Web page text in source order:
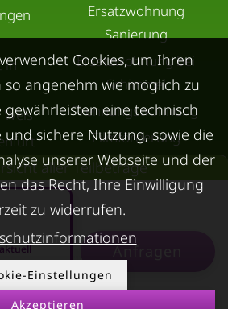
aller Teilbeträge
Anfragen
in
Ersatzwohnung
Sanierung
Ersatzwohnung bei
Schimmel
Trennungswohnung
Filmförderung
Österreich
KONTAKT
Cookies, um Ihren
so angenehm wie möglich zu
gewährleisten eine technisch
sichere Nutzung, sowie die
unserer Webseite und der
das Recht, Ihre Einwilligung
zu widerrufen.
Einstellungen
Akzeptieren